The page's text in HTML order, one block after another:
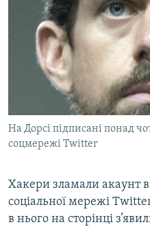
СПЕЦПРОЕКТИ
ДЕПОРТАЦІЯ
ВІДЕОУРОКИ «ELIFBE»
СВІДЧЕННЯ ОКУПАЦІЇ
УКРАЇНСЬКА ПРОБЛЕМА КРИМУ
ІНФОГРАФІКА
ЯК ОБІЙТИ БЛОКУВАННЯ
Русский
Qırımtatar
ДОЛУЧАЙСЯ!
Усі сайти RFE/RL
На Дорсі підписані понад
соцмережі Twitter
Хакери зламали акаунт
соціальної мережі
в нього на сторінці